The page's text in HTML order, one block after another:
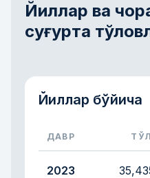
Йиллар ва
суғурта
Йиллар бўйича
ДАВР
2023